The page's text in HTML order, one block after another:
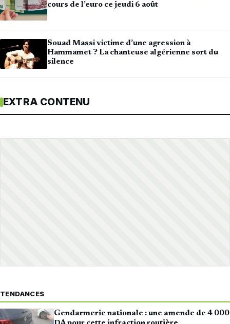
cours de l’euro ce jeudi 6 août
Souad Massi victime d’une agression à
Hammamet ? La chanteuse algérienne sort du
silence
EXTRA CONTENU
TENDANCES
Gendarmerie nationale : une amende de 4 000